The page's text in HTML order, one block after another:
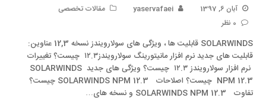
آبان 6, 1397 yaservafaei
مقالات تخصصی
0 نظر
SOLARWINDS قابلیت ها ، ویژگی های سولارویندز نسخه 12,3 عناوین:
قابلیت های جدید نرم افزار مانیتورینگ سولارویندز۱۲.۳ چیست؟ تغییرات
نرم افزار سولارویندز ۱۲.۳ چیست؟ ویژگی های جدید SOLARWINDS
NPM 12.3 چیست؟ اصلاحات SOLARWINDS NPM 12.3 چیست؟
تفاوت SOLARWINDS NPM 12.3 و نسخه های…